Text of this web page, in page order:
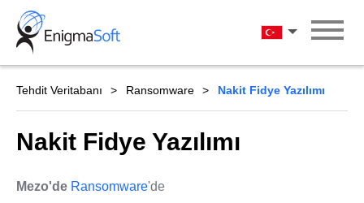
Skip
content
Türkçe
Tehdit Veritabanı Ransomware Nakit Fidye Yazılımı
Nakit Fidye Yazılımı
Mezo'de Ransomware'de